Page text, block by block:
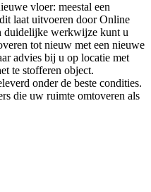
vloer: meestal een
laat uitvoeren door Online
duidelijke werkwijze kunt u
tot nieuw met een nieuwe
advies bij u op locatie met
te stofferen object.
onder de beste condities.
die uw ruimte omtoveren als